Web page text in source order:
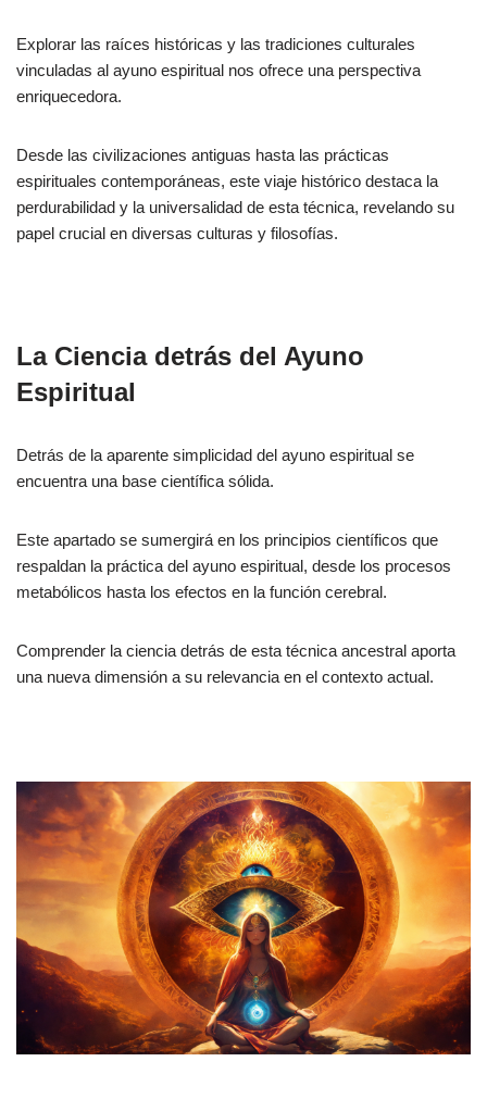
Explorar las raíces históricas y las tradiciones culturales
vinculadas al ayuno espiritual nos ofrece una perspectiva
enriquecedora.
Desde las civilizaciones antiguas hasta las prácticas
espirituales contemporáneas, este viaje histórico destaca la
perdurabilidad y la universalidad de esta técnica, revelando su
papel crucial en diversas culturas y filosofías.
La Ciencia detrás del Ayuno
Espiritual
Detrás de la aparente simplicidad del ayuno espiritual se
encuentra una base científica sólida.
Este apartado se sumergirá en los principios científicos que
respaldan la práctica del ayuno espiritual, desde los procesos
metabólicos hasta los efectos en la función cerebral.
Comprender la ciencia detrás de esta técnica ancestral aporta
una nueva dimensión a su relevancia en el contexto actual.